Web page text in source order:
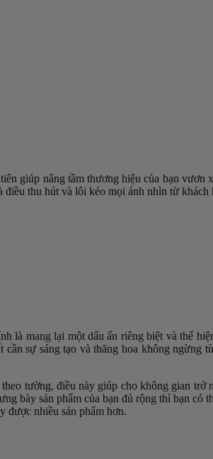
giúp nâng tầm thương hiệu của bạn
điều thu hút và lôi kéo mọi ánh nhìn từ khách
là mang lại một dấu ấn riêng biệt và thể
sự sáng tạo và thăng hoa không ngừng
tường, điều này giúp cho không gian trở
bày sản phẩm của bạn đủ rộng thì bạn có
được nhiều sản phẩm hơn.